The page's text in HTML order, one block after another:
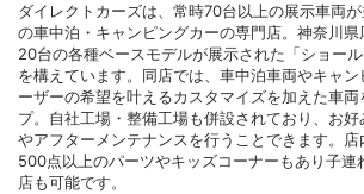
ダイレクトカーズは、常時70台以上の展示車両
の車中泊・キャンピングカーの専門店。神奈川県
20台の各種ベースモデルが展示された「ショール
を構えています。同店では、車中泊車両やキャ
ーザーの希望を叶えるカスタマイズを加えた車両
プ。自社工場・整備工場も併設されており、お
やアフターメンテナンスを行うことできます。
500点以上のパーツやキッズコーナーもあり子連
店も可能です。